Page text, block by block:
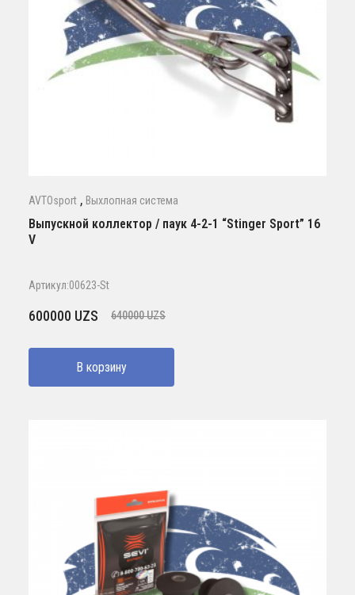
AVTOsport , Выхлопная система
Выпускной коллектор / паук 4-2-1 “Stinger Sport” 16
V
Артикул:00623-St
640000UZS
Первоначальная
составляла
640000 UZS.
600000 UZS
Текущая
600000 UZS.
В корзину